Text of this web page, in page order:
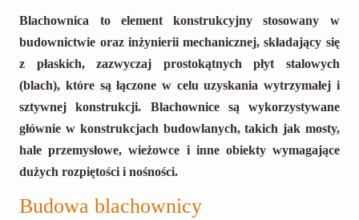
Blachownica to element konstrukcyjny stosowany w
budownictwie oraz inżynierii mechanicznej, składający się
z płaskich, zazwyczaj prostokątnych płyt stalowych
(blach), które są łączone w celu uzyskania wytrzymałej i
sztywnej konstrukcji. Blachownice są wykorzystywane
głównie w konstrukcjach budowlanych, takich jak mosty,
hale przemysłowe, wieżowce i inne obiekty wymagające
dużych rozpiętości i nośności.
Budowa blachownicy